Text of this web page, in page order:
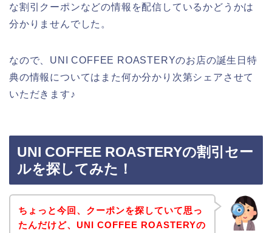
な割引クーポンなどの情報を配信しているかどうかは
分かりませんでした。
なので、UNI COFFEE ROASTERYのお店の誕生日特
典の情報についてはまた何か分かり次第シェアさせて
いただきます♪
UNI COFFEE ROASTERYの割引セー
ルを探してみた！
ちょっと今回、クーポンを探していて思っ
たんだけど、UNI COFFEE ROASTERYの